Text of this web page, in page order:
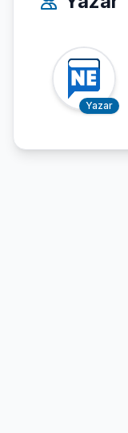
Yazar